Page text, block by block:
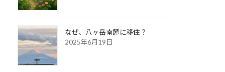
なぜ、八ヶ岳南麓に移住？
2025年6月19日